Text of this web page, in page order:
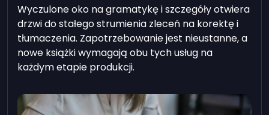
Wyczulone oko na gramatykę i szczegóły otwiera
drzwi do stałego strumienia zleceń na korektę i
tłumaczenia. Zapotrzebowanie jest nieustanne, a
nowe książki wymagają obu tych usług na
każdym etapie produkcji.